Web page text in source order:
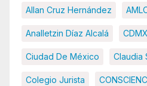
Allan Cruz Hernández
Analletzin Díaz Alcalá CDMX
Ciudad De México Claudia
Colegio Jurista